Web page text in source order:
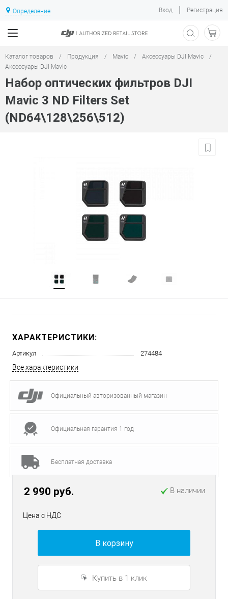
Определение Вход | Регистрация
Каталог товаров / Продукция / Mavic / Аксессуары DJI Mavic
/
Аксессуары DJI Mavic
Набор оптических фильтров DJI
Mavic 3 ND Filters Set
(ND64\128\256\512)
ХАРАКТЕРИСТИКИ:
Артикул 274484
Все характеристики
Официальный авторизованный магазин
Официальная гарантия 1 год
Бесплатная доставка
2 990 руб. В наличии
Цена с НДС
В корзину
Купить в 1 клик